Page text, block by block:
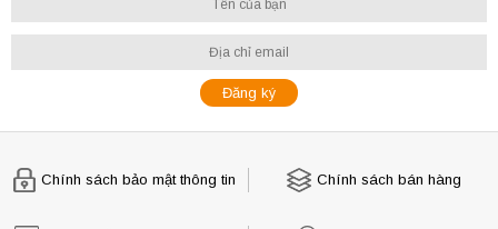
Chính sách bảo mật thông tin Chính sách bán hàng